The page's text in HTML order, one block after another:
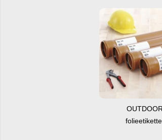
OUTDOOR